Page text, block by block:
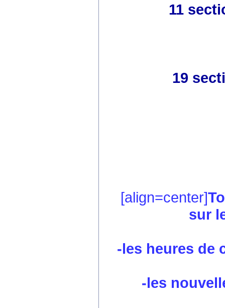
11
19
[align=center]
sur
-les heures de
-les